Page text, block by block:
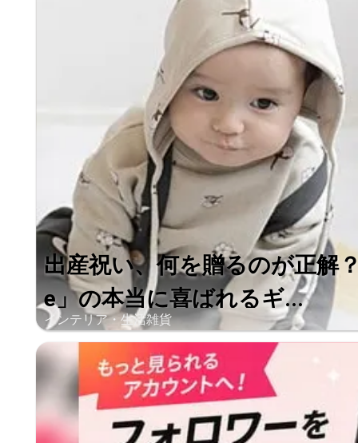
出産祝い、何を贈るのが正解
e」の本当に喜ばれるギ...
インテリア・生活雑貨